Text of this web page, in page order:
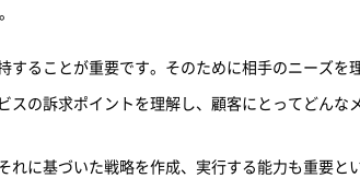
ることが重要です。そのために相手のニーズを
スの訴求ポイントを理解し、顧客にとってどんな
に基づいた戦略を作成、実行する能力も重要と